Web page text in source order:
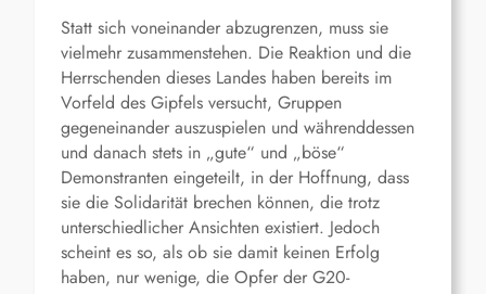
Statt sich voneinander abzugrenzen, muss sie
vielmehr zusammenstehen. Die Reaktion und die
Herrschenden dieses Landes haben bereits im
Vorfeld des Gipfels versucht, Gruppen
gegeneinander auszuspielen und währenddessen
und danach stets in „gute“ und „böse“
Demonstranten eingeteilt, in der Hoffnung, dass
sie die Solidarität brechen können, die trotz
unterschiedlicher Ansichten existiert. Jedoch
scheint es so, als ob sie damit keinen Erfolg
haben, nur wenige, die Opfer der G20-